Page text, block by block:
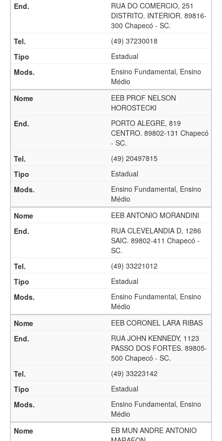
RUA DO COMERCIO, 251
DISTRITO. INTERIOR. 89816-
300 Chapecó - SC.
(49) 37230018
Estadual
Ensino Fundamental, Ensino
Médio
EEB PROF NELSON
HOROSTECKI
PORTO ALEGRE, 819
CENTRO. 89802-131 Chapecó
- SC.
(49) 20497815
Estadual
Ensino Fundamental, Ensino
Médio
EEB ANTONIO MORANDINI
RUA CLEVELANDIA D, 1286
SAIC. 89802-411 Chapecó -
SC.
(49) 33221012
Estadual
Ensino Fundamental, Ensino
Médio
EEB CORONEL LARA RIBAS
RUA JOHN KENNEDY, 1123
PASSO DOS FORTES. 89805-
500 Chapecó - SC.
(49) 33223142
Estadual
Ensino Fundamental, Ensino
Médio
EB MUN ANDRE ANTONIO